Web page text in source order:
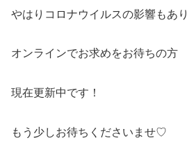
やはりコロナウイルスの影響もあり
オンラインでお求めをお待ちの方
現在更新中です！
もう少しお待ちくださいませ♡